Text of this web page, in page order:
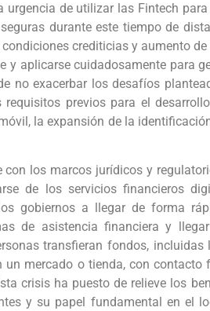
urgencia de utilizar las Fintech
durante este tiempo de
crediticias y aumento
y aplicarse cuidadosamente para
no exacerbar los desafíos
previos para el
la expansión de la
con los marcos jurídicos y
de los servicios financieros
gobiernos a llegar de forma
de asistencia financiera y
transfieran fondos,
un mercado o tienda, con
crisis ha puesto de relieve los
y su papel fundamental en el